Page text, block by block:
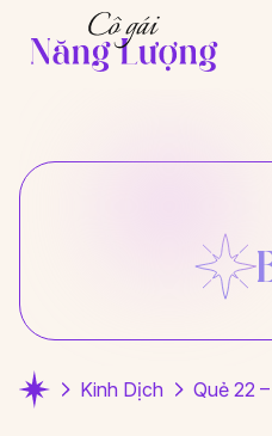
Kinh Dịch Quẻ 22